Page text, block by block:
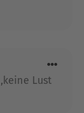
landet.
Lust